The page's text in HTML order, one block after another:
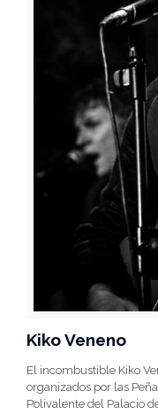
Kiko Veneno
El incombustible Kiko
organizados por las
Polivalente del Palacio